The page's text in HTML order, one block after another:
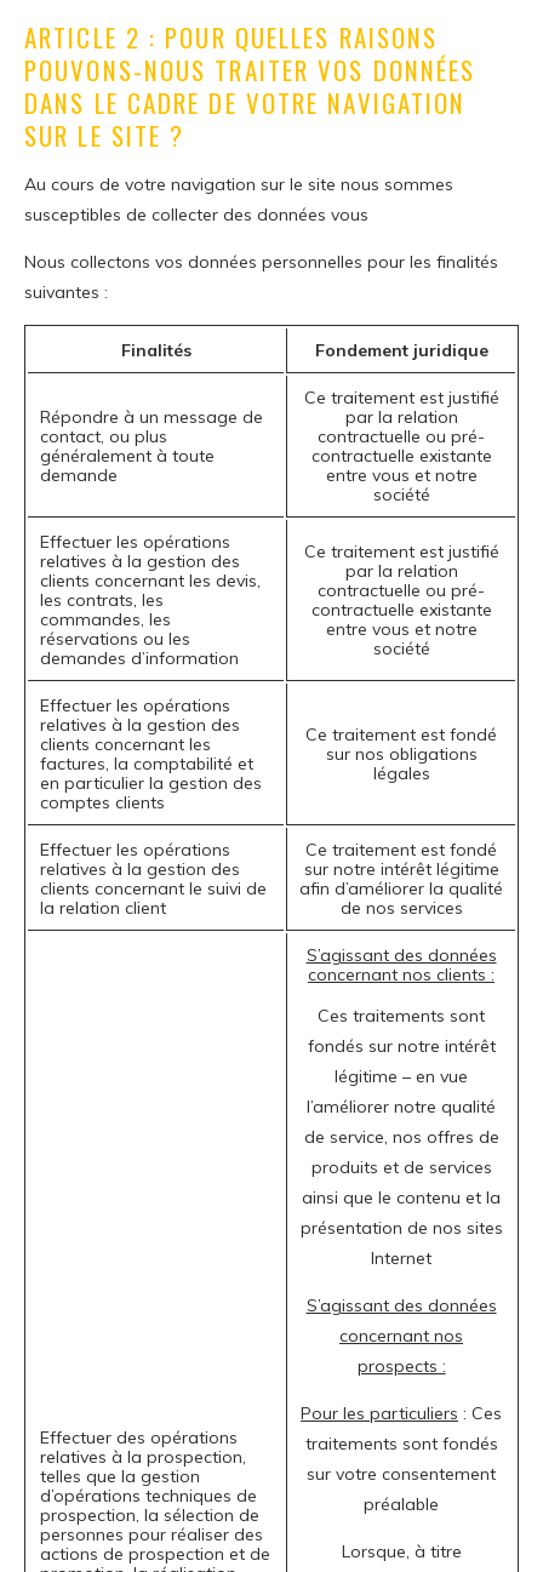
ARTICLE 2 : POUR QUELLES RAISONS
POUVONS-NOUS TRAITER VOS DONNÉES
DANS LE CADRE DE VOTRE NAVIGATION
SUR LE SITE ?
Au cours de votre navigation sur le site nous sommes
susceptibles de collecter des données vous
Nous collectons vos données personnelles pour les finalités
suivantes :
Finalités Fondement juridique
Répondre à un message de
contact, ou plus
généralement à toute
demande
Ce traitement est justifié
par la relation
contractuelle ou pré-
contractuelle existante
entre vous et notre
société
Effectuer les opérations
relatives à la gestion des
clients concernant les devis,
les contrats, les
commandes, les
réservations ou les
demandes d’information
Ce traitement est justifié
par la relation
contractuelle ou pré-
contractuelle existante
entre vous et notre
société
Effectuer les opérations
relatives à la gestion des
clients concernant les
factures, la comptabilité et
en particulier la gestion des
comptes clients
Ce traitement est fondé
sur nos obligations
légales
Effectuer les opérations
relatives à la gestion des
clients concernant le suivi de
la relation client
Ce traitement est fondé
sur notre intérêt légitime
afin d’améliorer la qualité
de nos services
Effectuer des opérations
relatives à la prospection,
telles que la gestion
d’opérations techniques de
prospection, la sélection de
personnes pour réaliser des
actions de prospection et de
S’agissant des données
concernant nos clients :
Ces traitements sont
fondés sur notre intérêt
légitime – en vue
l’améliorer notre qualité
de service, nos offres de
produits et de services
ainsi que le contenu et la
présentation de nos sites
Internet
S’agissant des données
concernant nos
prospects :
Pour les particuliers : Ces
traitements sont fondés
sur votre consentement
préalable
Lorsque, à titre